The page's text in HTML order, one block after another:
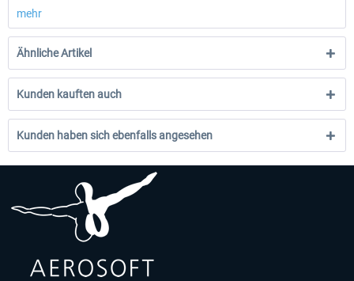
mehr
Ähnliche Artikel
Kunden kauften auch
Kunden haben sich ebenfalls angesehen